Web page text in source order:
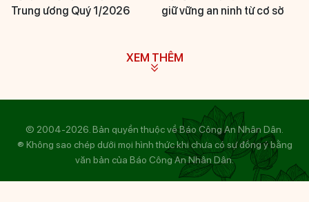
Trung ương Quý 1/2026
giữ vững an ninh từ cơ sở
XEM THÊM
© 2004-2026. Bản quyền thuộc về Báo Công An Nhân Dân.
® Không sao chép dưới mọi hình thức khi chưa có sự đồng ý bằng
văn bản của Báo Công An Nhân Dân.